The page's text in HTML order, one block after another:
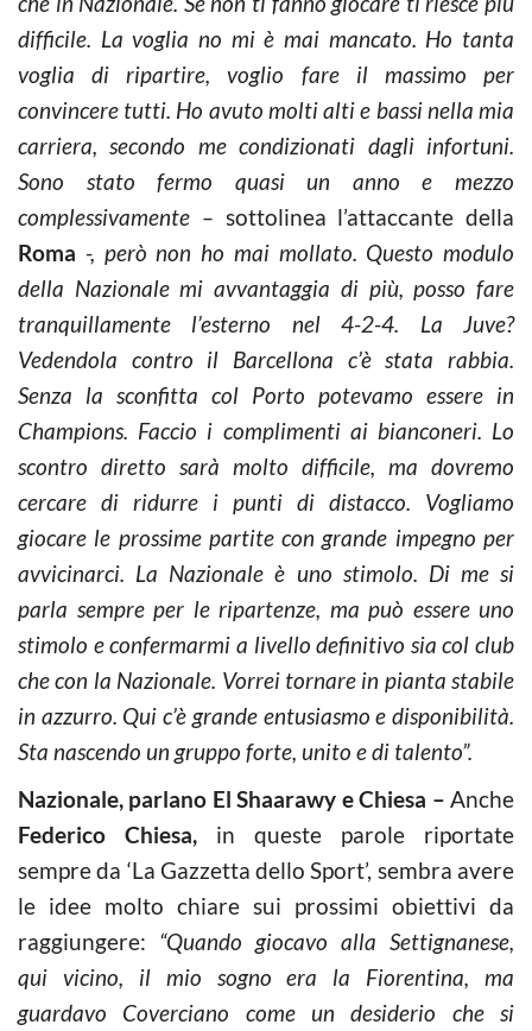
difficile. La voglia no mi è mai mancato. Ho tanta
voglia di ripartire, voglio fare il massimo per
convincere tutti. Ho avuto molti alti e bassi nella mia
carriera, secondo me condizionati dagli infortuni.
Sono stato fermo quasi un anno e mezzo
complessivamente – sottolinea l’attaccante della
Roma -, però non ho mai mollato. Questo modulo
della Nazionale mi avvantaggia di più, posso fare
tranquillamente l’esterno nel 4-2-4. La Juve?
Vedendola contro il Barcellona c’è stata rabbia.
Senza la sconfitta col Porto potevamo essere in
Champions. Faccio i complimenti ai bianconeri. Lo
scontro diretto sarà molto difficile, ma dovremo
cercare di ridurre i punti di distacco. Vogliamo
giocare le prossime partite con grande impegno per
avvicinarci. La Nazionale è uno stimolo. Di me si
parla sempre per le ripartenze, ma può essere uno
stimolo e confermarmi a livello definitivo sia col club
che con la Nazionale. Vorrei tornare in pianta stabile
in azzurro. Qui c’è grande entusiasmo e disponibilità.
Sta nascendo un gruppo forte, unito e di talento”.
Nazionale, parlano El Shaarawy e Chiesa – Anche
Federico Chiesa, in queste parole riportate
sempre da ‘La Gazzetta dello Sport’, sembra avere
le idee molto chiare sui prossimi obiettivi da
raggiungere: “Quando giocavo alla Settignanese,
qui vicino, il mio sogno era la Fiorentina, ma
guardavo Coverciano come un desiderio che si